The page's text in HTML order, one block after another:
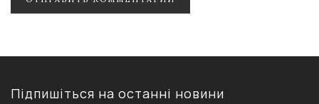
Підпишіться на останні новини